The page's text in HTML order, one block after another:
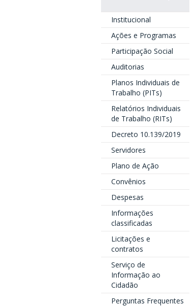
Institucional
Ações e Programas
Participação Social
Auditorias
Planos Individuais de
Trabalho (PITs)
Relatórios Individuais
de Trabalho (RITs)
Decreto 10.139/2019
Servidores
Plano de Ação
Convênios
Despesas
Informações
classificadas
Licitações e
contratos
Serviço de
Informação ao
Cidadão
Perguntas Frequentes